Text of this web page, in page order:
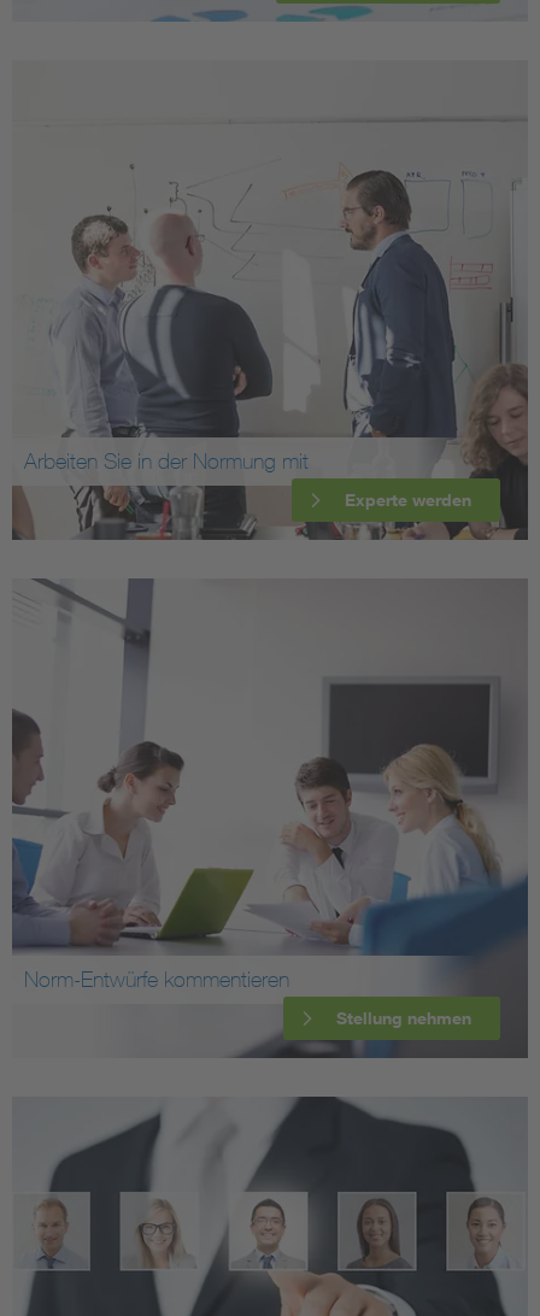
Arbeiten Sie in der Normung mit
Experte werden
Norm-Entwürfe kommentieren
Stellung nehmen